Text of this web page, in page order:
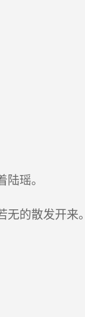
瑶。
的散发开来。